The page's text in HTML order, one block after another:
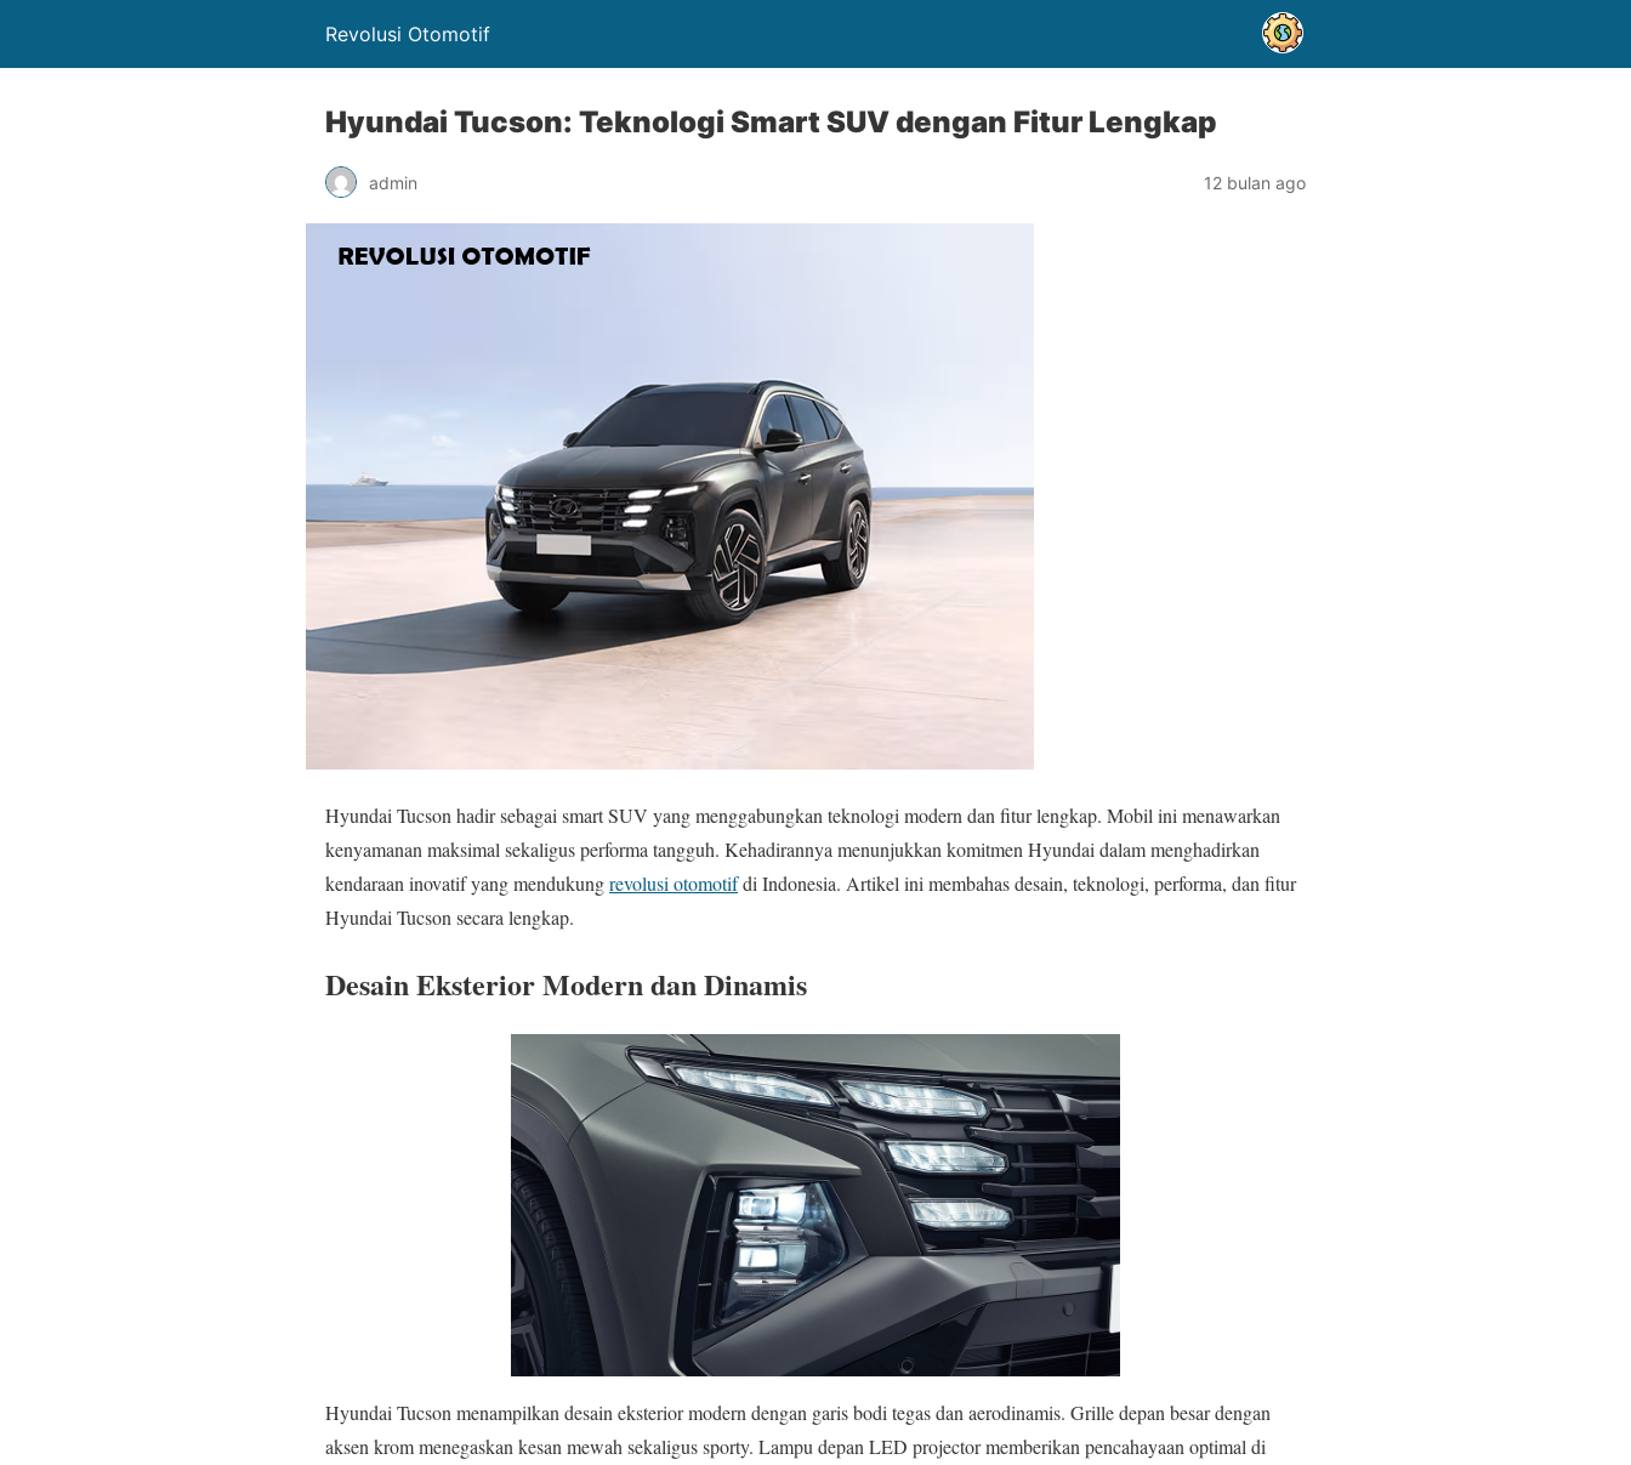
Revolusi Otomotif
Hyundai Tucson: Teknologi Smart SUV dengan Fitur Lengkap
admin 12 bulan ago
Hyundai Tucson hadir sebagai smart SUV yang menggabungkan teknologi modern dan fitur lengkap. Mobil ini menawarkan
kenyamanan maksimal sekaligus performa tangguh. Kehadirannya menunjukkan komitmen Hyundai dalam menghadirkan
kendaraan inovatif yang mendukungrevolusi otomotifdi Indonesia. Artikel ini membahas desain, teknologi, performa, dan fitur
Hyundai Tucson secara lengkap.
Desain Eksterior Modern dan Dinamis
Hyundai Tucson menampilkan desain eksterior modern dengan garis bodi tegas dan aerodinamis. Grille depan besar dengan
aksen krom menegaskan kesan mewah sekaligus sporty. Lampu depan LED projector memberikan pencahayaan optimal di